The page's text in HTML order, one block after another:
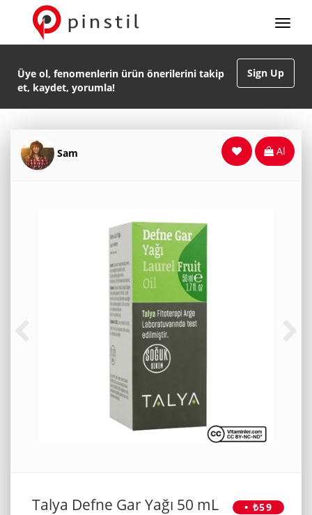
Sign Up
Üye ol, fenomenlerin ürün önerilerini takip
et, kaydet, yorumla!
Sam Al
• ₺59
Talya Defne Gar Yağı 50 mL